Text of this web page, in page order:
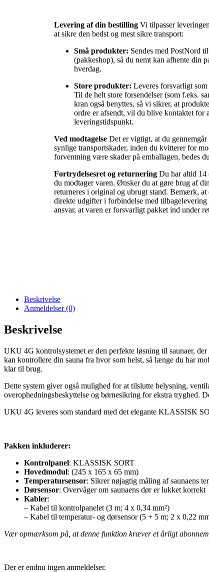
Levering af din bestilling Vi tilpasser
at sikre den bedst og mest sikre transport:
Små produkter: Sendes med PostNord
(pakkeshop), så du nemt kan afhente din
hverdag.
Store produkter: Leveres forsvarligt
Til de helt store forsendelser (som f.eks.
kran også benyttes, så vi sikrer, at
ordre er afsendt, vil du blive kontaktet for
leveringstidspunkt.
Ved modtagelse Det er vigtigt, at du
synlige transportskader, inden du kvitterer for
forventning være skader på emballagen, bedes
Fortrydelsesret og returnering Du har altid 14
du modtager varen. Ønsker du at gøre brug af
returneres i original og ubrugt stand. Bemærk,
direkte udgifter i forbindelse med
ansvar, at varen er forsvarligt pakket ind under
Beskrivelse
Anmeldelser (0)
Beskrivelse
UKU 4G kontrolsystemet er den perfekte løsning til saunaer,
kan kontrollere din sauna fra hvor som helst, så længe du har
klar til brug.
Dette system giver også mulighed for at tilslutte belysning,
overophedningsbeskyttelse og børnesikring for ekstra tryghed.
UKU 4G leveres som standard med det elegante KLASSISK
Pakken inkluderer:
Kontrolpanel: KLASSISK SORT
Hovedmodul: (245 x 165 x 65 mm)
Temperatursensor: Sikrer nøjagtig måling af saunaens
Dørsensor: Overvåger om saunaens dør er lukket korrekt
Kabler:
– Kabel til kontrolpanelet (3 m; 4 x 0,34 mm²)
– Kabel til temperatur- og dørsensor (5 + 5 m; 2 x 0,22
Vær opmærksom på, at denne funktion kræver et årligt
Der er endnu ingen anmeldelser.